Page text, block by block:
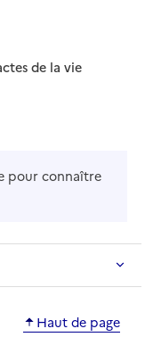
de la vie
pour connaître
Haut de page